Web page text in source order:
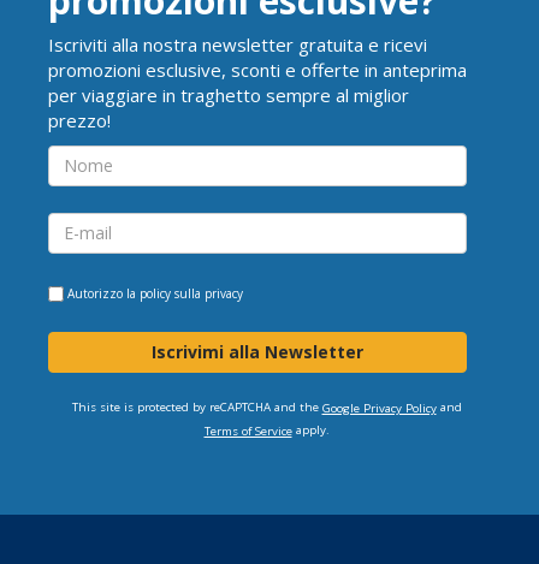
Iscriviti alla nostra newsletter gratuita e ricevi
promozioni esclusive, sconti e offerte in anteprima
per viaggiare in traghetto sempre al miglior
prezzo!
Autorizzo la policy sulla privacy
Iscrivimi alla Newsletter
This site is protected by reCAPTCHA and the Google Privacy Policyand
Terms of Serviceapply.